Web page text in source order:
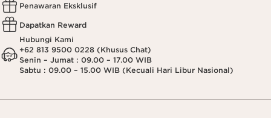
Penawaran Eksklusif
Dapatkan Reward
Hubungi Kami
+62 813 9500 0228 (Khusus Chat)
Senin – Jumat : 09.00 – 17.00 WIB
Sabtu : 09.00 – 15.00 WIB (Kecuali Hari Libur Nasional)